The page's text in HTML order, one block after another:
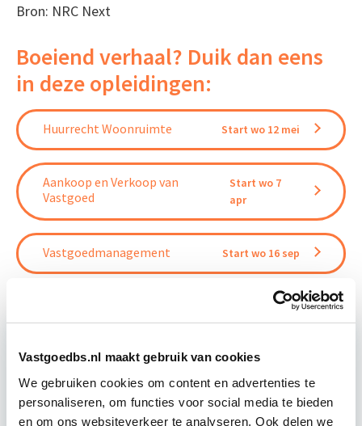
Vastgoedbs.nl maakt gebruik van cookies
We gebruiken cookies om content en advertenties te
personaliseren, om functies voor social media te bieden
en om ons websiteverkeer te analyseren. Ook delen we
Bron: NRC Next
Boeiend verhaal? Duik dan eens
in deze opleidingen:
Huurrecht Woonruimte Start wo 12 mei
Aankoop en Verkoop van
Vastgoed
Start wo 7
apr
Vastgoedmanagement Start wo 16 sep
Vastgoedbeheer